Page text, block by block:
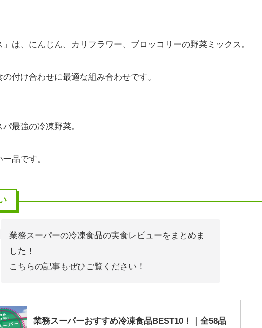
」は、にんじん、カリフラワー、ブロッコリーの野菜ミックス。
付け合わせに最適な組み合わせです。
最強の冷凍野菜。
品です。
業務スーパーの冷凍食品の実食レビューをまとめま
した！
こちらの記事もぜひご覧ください！
業務スーパーおすすめ冷凍食品BEST10！｜全58品